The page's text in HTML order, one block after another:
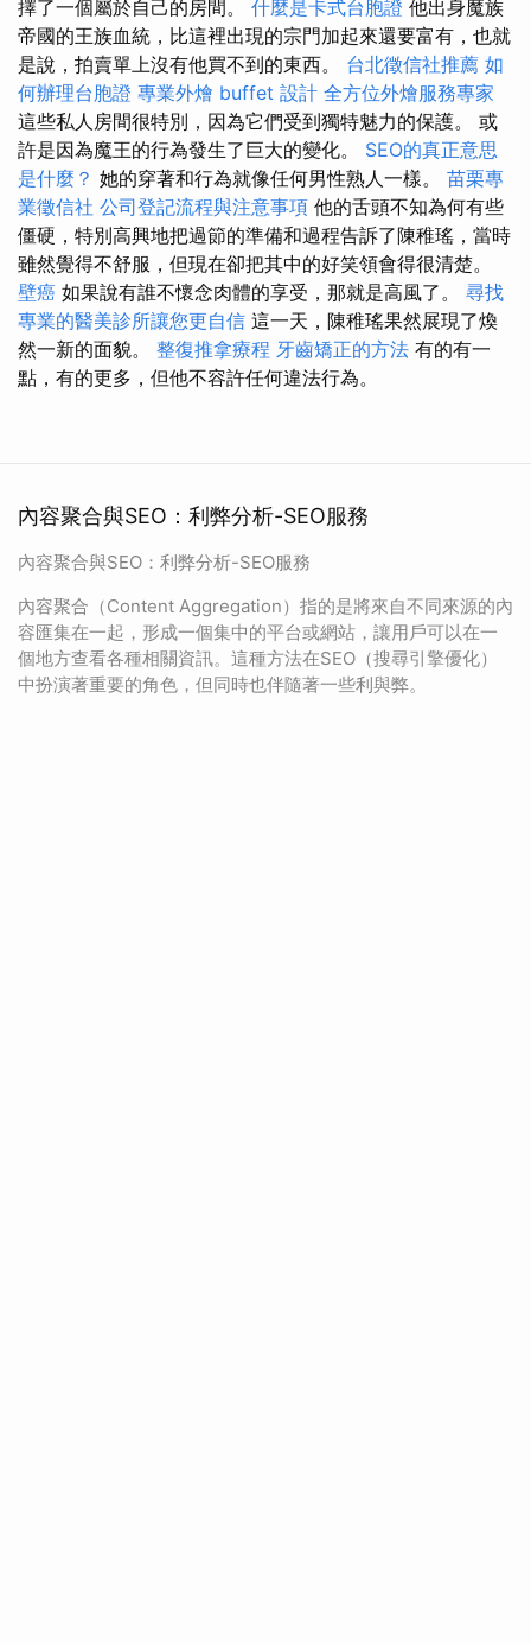
擇了一個屬於自己的房間。 什麼是卡式台胞證 他出身魔族
帝國的王族血統，比這裡出現的宗門加起來還要富有，也就
是說，拍賣單上沒有他買不到的東西。 台北徵信社推薦 如
何辦理台胞證 專業外燴 buffet 設計 全方位外燴服務專家
這些私人房間很特別，因為它們受到獨特魅力的保護。 或
許是因為魔王的行為發生了巨大的變化。 SEO的真正意思
是什麼？ 她的穿著和行為就像任何男性熟人一樣。 苗栗專
業徵信社 公司登記流程與注意事項 他的舌頭不知為何有些
僵硬，特別高興地把過節的準備和過程告訴了陳稚瑤，當時
雖然覺得不舒服，但現在卻把其中的好笑領會得很清楚。
壁癌 如果說有誰不懷念肉體的享受，那就是高風了。 尋找
專業的醫美診所讓您更自信 這一天，陳稚瑤果然展現了煥
然一新的面貌。 整復推拿療程 牙齒矯正的方法 有的有一
點，有的更多，但他不容許任何違法行為。
內容聚合與SEO：利弊分析-SEO服務
內容聚合與SEO：利弊分析-SEO服務
內容聚合（Content Aggregation）指的是將來自不同來源的內
容匯集在一起，形成一個集中的平台或網站，讓用戶可以在一
個地方查看各種相關資訊。這種方法在SEO（搜尋引擎優化）
中扮演著重要的角色，但同時也伴隨著一些利與弊。